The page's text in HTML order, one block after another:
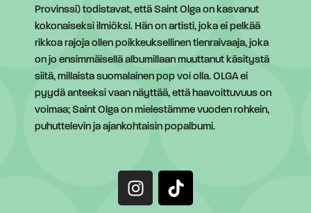
Provinssi) todistavat, että Saint Olga on kasvanut
kokonaiseksi ilmiöksi. Hän on artisti, joka ei pelkää
rikkoa rajoja ollen poikkeuksellinen tienraivaaja, joka
on jo ensimmäisellä albumillaan muuttanut käsitystä
siitä, millaista suomalainen pop voi olla. OLGA ei
pyydä anteeksi vaan näyttää, että haavoittuvuus on
voimaa; Saint Olga on mielestämme vuoden rohkein,
puhuttelevin ja ajankohtaisin popalbumi.